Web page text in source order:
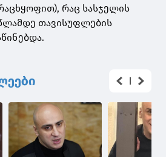
რაც სასჯელის
თავისუფლების